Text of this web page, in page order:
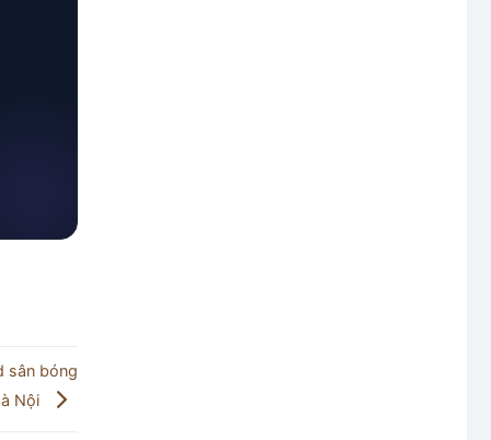
sân bóng
Nội